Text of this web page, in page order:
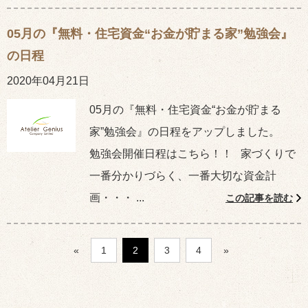
05月の『無料・住宅資金“お金が貯まる家”勉強会』
の日程
2020年04月21日
05月の『無料・住宅資金“お金が貯まる
家”勉強会』の日程をアップしました。
勉強会開催日程はこちら！！ 家づくりで
一番分かりづらく、一番大切な資金計
画・・・ ...
この記事を読む
« 1 2 3 4 »